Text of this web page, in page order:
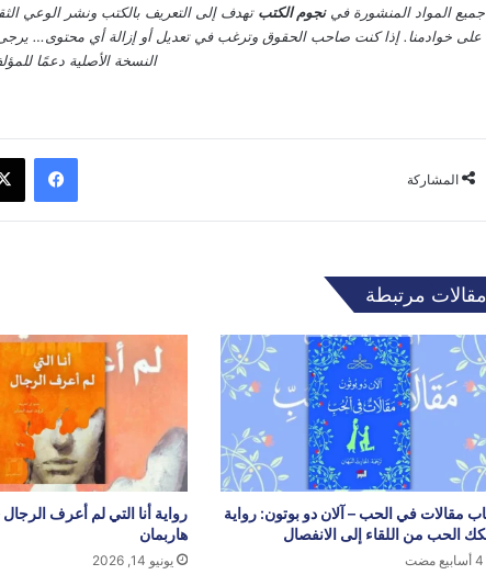
جميع المواد المنشورة فينجوم الكتب تهدف إلى التعريف بالكتب ونشر الوعي
على خوادمنا. إذا كنت صاحب الحقوق وترغب في تعديل أو إزالة أي محتوى… يرجى
النسخة الأصلية دعمًا
المشاركة
مقالات مرتبطة
مقالات في الحب – آلان دو بوتون: رواية
الحب من اللقاء إلى الانفصال
4 أسابيع مضت
رواية أنا التي لم أعرف
هاربمان
يونيو 14, 2026